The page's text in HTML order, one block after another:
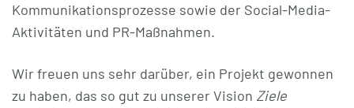
Kommunikationsprozesse sowie der Social-Media-
Aktivitäten und PR-Maßnahmen.
Wir freuen uns sehr darüber, ein Projekt gewonnen
zu haben, das so gut zu unserer Vision Ziele